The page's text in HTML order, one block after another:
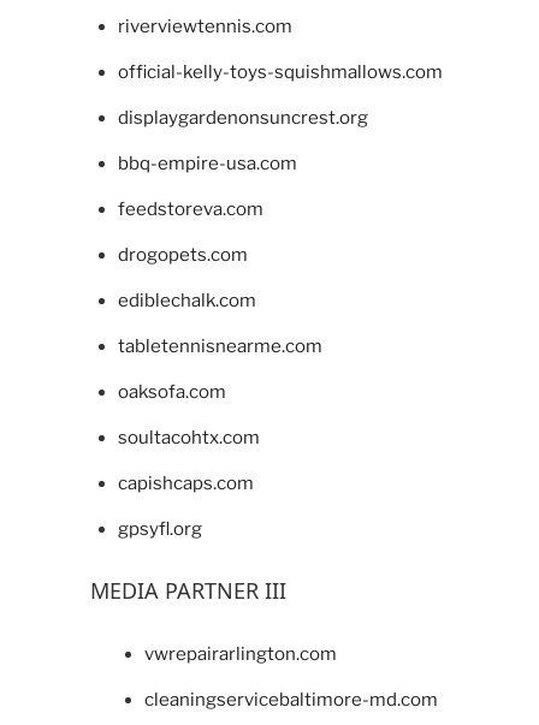
riverviewtennis.com
official-kelly-toys-squishmallows.com
displaygardenonsuncrest.org
bbq-empire-usa.com
feedstoreva.com
drogopets.com
ediblechalk.com
tabletennisnearme.com
oaksofa.com
soultacohtx.com
capishcaps.com
gpsyfl.org
MEDIA PARTNER III
vwrepairarlington.com
cleaningservicebaltimore-md.com